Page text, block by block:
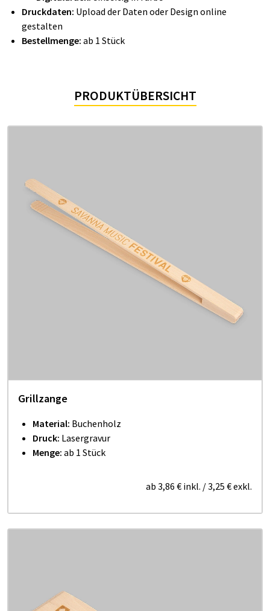
Druckdaten: Upload der Daten oder Design online
gestalten
Bestellmenge: ab 1 Stück
PRODUKTÜBERSICHT
Grillzange
Material: Buchenholz
Druck: Lasergravur
Menge: ab 1 Stück
ab 3,86 € inkl. /3,25 €exkl.